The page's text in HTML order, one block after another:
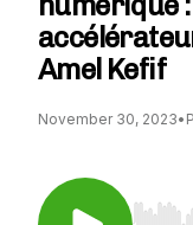
Amel Kefif
November 30, 2023•